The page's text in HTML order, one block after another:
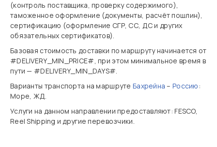
(контроль поставщика, проверку содержимого),
таможенное оформление (документы, расчёт пошлин),
сертификацию (оформление СГР, СС, ДС и других
обязательных сертификатов).
Базовая стоимость доставки по маршруту начинается от
#DELIVERY_MIN_PRICE#, при этом минимальное время в
пути — #DELIVERY_MIN_DAYS#.
Варианты транспорта на маршруте Бахрейна –Россию:
Море, ЖД.
Услуги на данном направлении предоставляют: FESCO,
Reel Shipping и другие перевозчики.